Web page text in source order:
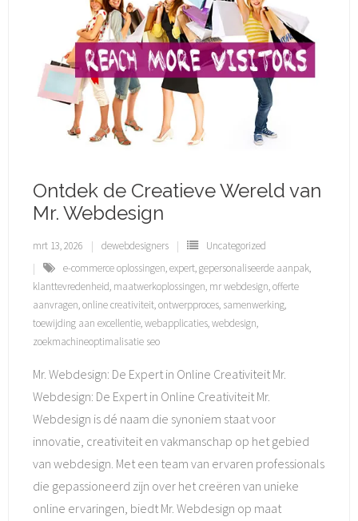
Ontdek de Creatieve Wereld van
Mr. Webdesign
mrt 13, 2026 dewebdesigners
Uncategorized
e-commerce oplossingen,expert,gepersonaliseerde aanpak,
klanttevredenheid, maatwerkoplossingen, mr webdesign,offerte
aanvragen,online creativiteit,ontwerpproces, samenwerking,
toewijding aan excellentie,webapplicaties,webdesign,
zoekmachineoptimalisatie seo
Mr. Webdesign: De Expert in Online Creativiteit Mr.
Webdesign: De Expert in Online Creativiteit Mr.
Webdesign is dé naam die synoniem staat voor
innovatie, creativiteit en vakmanschap op het gebied
van webdesign. Met een team van ervaren professionals
die gepassioneerd zijn over het creëren van unieke
online ervaringen, biedt Mr. Webdesign op maat